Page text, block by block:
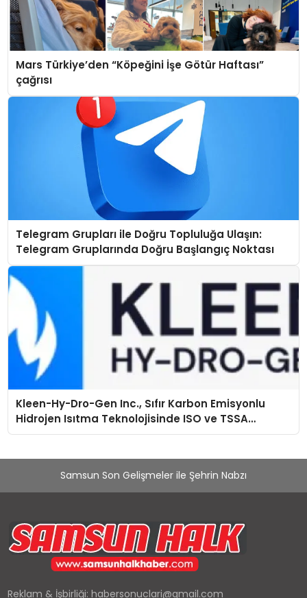
Mars Türkiye’den “Köpeğini İşe Götür Haftası”
çağrısı
Telegram Grupları ile Doğru Topluluğa Ulaşın:
Telegram Gruplarında Doğru Başlangıç Noktası
Kleen-Hy-Dro-Gen Inc., Sıfır Karbon Emisyonlu
Hidrojen Isıtma Teknolojisinde ISO ve TSSA
Düzenleyici Onaylarını Aldı
Samsun Son Gelişmeler ile Şehrin Nabzı
Reklam & İşbirliği:habersonuclari@gmail.com